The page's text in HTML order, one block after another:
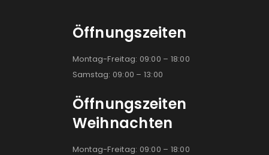
Öffnungszeiten
Montag-Freitag: 09:00 – 18:00
Samstag: 09:00 – 13:00
Öffnungszeiten
Weihnachten
Montag-Freitag: 09:00 – 18:00